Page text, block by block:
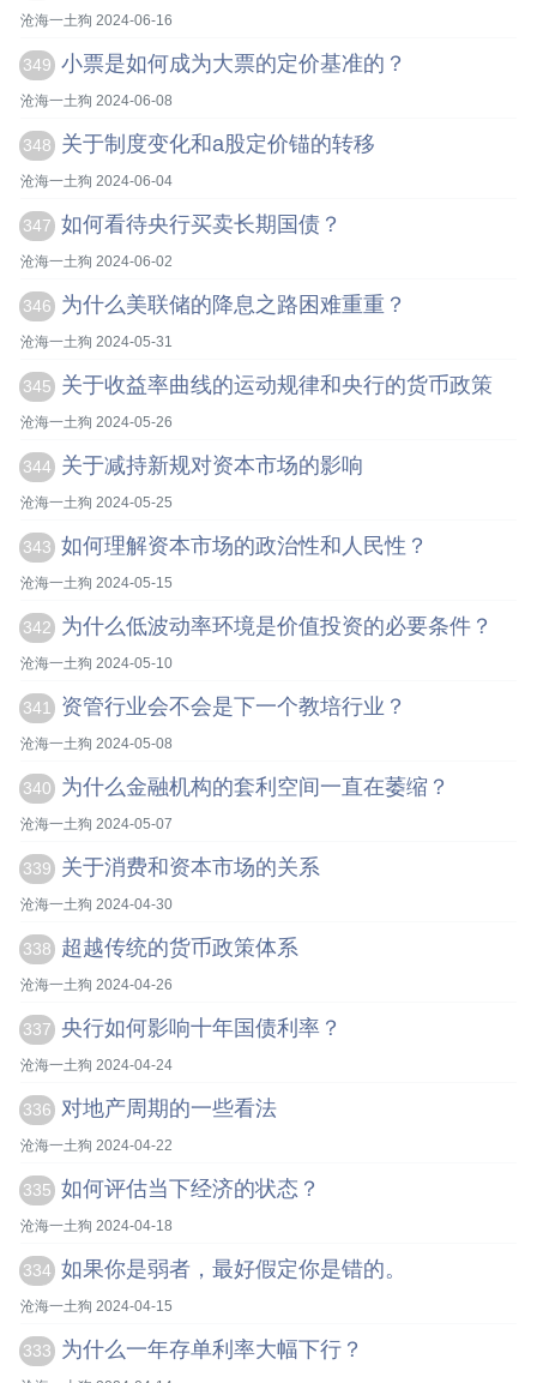
沧海一土狗 2024-06-16
349 小票是如何成为大票的定价基准的？
沧海一土狗 2024-06-08
348 关于制度变化和a股定价锚的转移
沧海一土狗 2024-06-04
347 如何看待央行买卖长期国债？
沧海一土狗 2024-06-02
346 为什么美联储的降息之路困难重重？
沧海一土狗 2024-05-31
345 关于收益率曲线的运动规律和央行的货币政策
沧海一土狗 2024-05-26
344 关于减持新规对资本市场的影响
沧海一土狗 2024-05-25
343 如何理解资本市场的政治性和人民性？
沧海一土狗 2024-05-15
342 为什么低波动率环境是价值投资的必要条件？
沧海一土狗 2024-05-10
341 资管行业会不会是下一个教培行业？
沧海一土狗 2024-05-08
340 为什么金融机构的套利空间一直在萎缩？
沧海一土狗 2024-05-07
339 关于消费和资本市场的关系
沧海一土狗 2024-04-30
338 超越传统的货币政策体系
沧海一土狗 2024-04-26
337 央行如何影响十年国债利率？
沧海一土狗 2024-04-24
336 对地产周期的一些看法
沧海一土狗 2024-04-22
335 如何评估当下经济的状态？
沧海一土狗 2024-04-18
334 如果你是弱者，最好假定你是错的。
沧海一土狗 2024-04-15
333 为什么一年存单利率大幅下行？